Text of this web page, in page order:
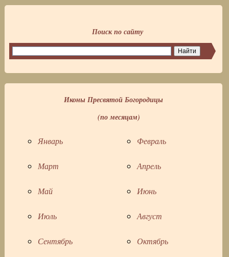
Иконы Пресвятой Богородицы
(по месяцам)
Январь Февраль
Март Апрель
Май Июнь
Июль Август
Сентябрь Октябрь
Поиск по сайту